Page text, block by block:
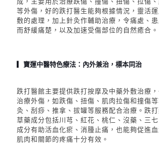
等外傷， 好的跌打醫生能夠根據情況，靈活
敷的處理，加上針灸作輔助治療，令痛處、
而舒緩痛楚 ，以及加速受傷部位的自然癒合 。
▎寶運中醫特色療法：內外兼治，標本同治
跌打醫館主要提供跌打按摩及中藥外敷治療，
治療外傷，如跌傷、扭傷、肌肉拉傷和撞傷
灸、刮痧、推拿、拔罐等服務配合治療。 跌
草藥成分包括川芎、紅花、桃仁、沒藥、三
成分有助活血化瘀、消腫止痛，也能夠促進
肌肉和關節的疼痛十分有效。